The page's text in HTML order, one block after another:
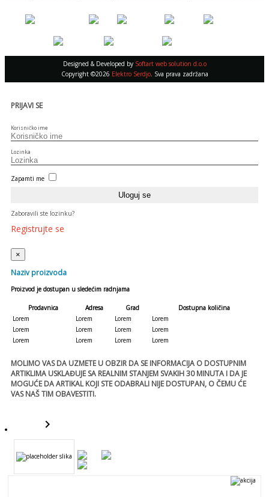
Designed & Developed by Softart web solution d.o.o
Copyright ©2026 Elektro Serdjo. Sva prava zadržana
PRIJAVI SE
Korisničko ime
Lozinka
Zapamti me
Zaboravili ste lozinku?
Registrujte se
×
Naziv proizvoda
Proizvod je dostupan u sledećim radnjama
Prodavnica Adresa Grad
Dostupna količina
Lorem
Lorem Lorem
Lorem
Lorem
Lorem Lorem
Lorem
Lorem
Lorem Lorem Lorem
MOLIMO VAS DA UZMETE U OBZIR DA SE INFORMACIJA O DOSTUPNIM
ARTIKLIMA USKLAĐUJE SA REALNIM STANJEM SVAKIH 30 MINUTA I DA JE
MOGUĆE DA ARTIKAL KOJI STE ODABRALI NIJE DOSTUPAN, O ČEMU ĆE
VAS NAŠ TIM OBAVESTITI.
keyboard_arrow_right